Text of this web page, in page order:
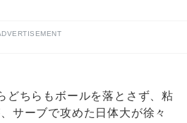
ちらもボールを落とさず、粘
サーブで攻めた日体大が徐々